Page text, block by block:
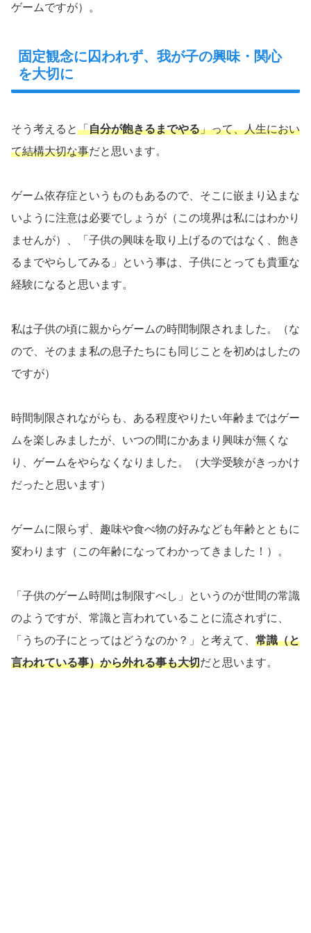
ゲームですが）。
固定観念に囚われず、我が子の興味・関心
を大切に
そう考えると「自分が飽きるまでやる」って、人生におい
て結構大切な事だと思います。
ゲーム依存症というものもあるので、そこに嵌まり込まな
いように注意は必要でしょうが（この境界は私にはわかり
ませんが）、「子供の興味を取り上げるのではなく、飽き
るまでやらしてみる」という事は、子供にとっても貴重な
経験になると思います。
私は子供の頃に親からゲームの時間制限されました。（な
ので、そのまま私の息子たちにも同じことを初めはしたの
ですが）
時間制限されながらも、ある程度やりたい年齢まではゲー
ムを楽しみましたが、いつの間にかあまり興味が無くな
り、ゲームをやらなくなりました。（大学受験がきっかけ
だったと思います）
ゲームに限らず、趣味や食べ物の好みなども年齢とともに
変わります（この年齢になってわかってきました！）。
「子供のゲーム時間は制限すべし」というのが世間の常識
のようですが、常識と言われていることに流されずに、
「うちの子にとってはどうなのか？」と考えて、 常識（と
言われている事）から外れる事も大切だと思います。